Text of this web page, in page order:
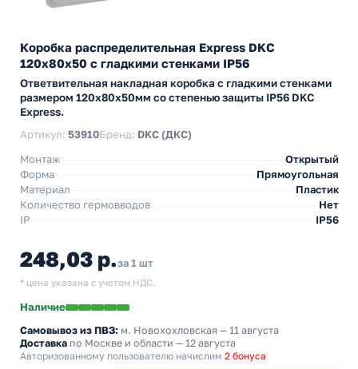
Коробка распределительная Express DKC
120х80х50 с гладкими стенками IP56
Ответвительная накладная коробка с гладкими стенками
размером 120х80х50мм со степенью защиты IP56 DKC
Express.
Артикул: 53910Бренд: DKC (ДКС)
Монтаж
Открытый
Форма
Прямоугольная
Материал
Пластик
Количество гермовводов
Нет
IP
IP56
248,03 р.за 1 шт
* цена указана с учетом НДС.
Наличие
Самовывоз из ПВЗ: м. Новохохловская — 11 августа
Доставка по Москве и области — 12 августа
Авторизованному пользователю начислим 2 бонуса